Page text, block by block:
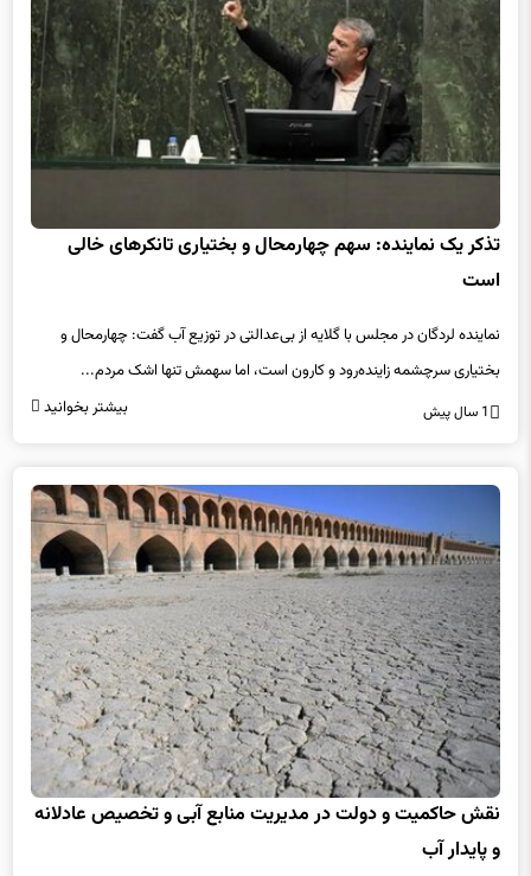
تذکر یک نماینده: سهم چهارمحال و بختیاری تانکرهای خالی
است
نماینده لردگان در مجلس با گلایه از بی‌عدالتی در توزیع آب گفت: چهارمحال و
بختیاری سرچشمه زاینده‌رود و کارون است، اما سهمش تنها اشک مردم...
1 سال پیش بیشتر بخوانید
نقش حاکمیت و دولت در مدیریت منابع آبی و تخصیص عادلانه
و پایدار آب